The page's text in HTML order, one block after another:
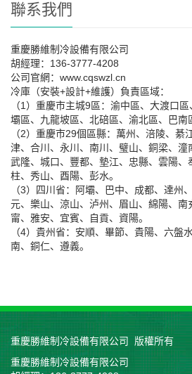
聯系我們
重慶勝維制冷設備有限公司
胡經理：136-3777-4208
公司官網：www.cqswzl.cn
冷庫（安裝+設計+維護）負責區域：
（1）重慶市主城9區：渝中區、大渡口
壩區、九龍坡區、北碚區、渝北區、巴南
（2）重慶市29個區縣：萬州、涪陵、綦
津、合川、永川、南川、璧山、銅梁、潼
武隆、城口、豐都、墊江、忠縣、雲陽、
柱、秀山、酉陽、彭水。
（3）四川省：阿壩、巴中、成都、達州
元、樂山、涼山、泸州、眉山、綿陽、南
甯、雅安、宜賓、自貢、資陽。
（4）貴州省：安順、畢節、貴陽、六盤
南、銅仁、遵義。
重慶勝維制冷設備有限公司 版權所有
重慶勝維制冷設備有限公司